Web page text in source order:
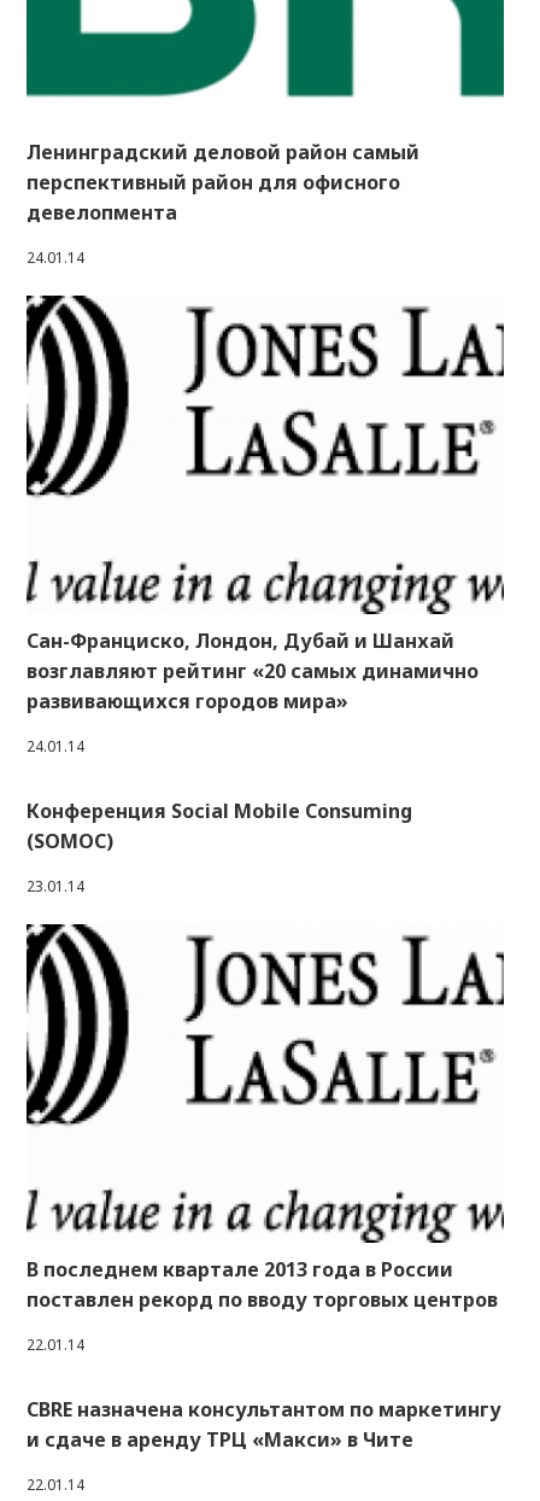
Ленинградский деловой район самый
перспективный район для офисного
девелопмента
24.01.14
Сан-Франциско, Лондон, Дубай и Шанхай
возглавляют рейтинг «20 самых динамично
развивающихся городов мира»
24.01.14
Конференция Social Mobile Consuming
(SOMOC)
23.01.14
В последнем квартале 2013 года в России
поставлен рекорд по вводу торговых центров
22.01.14
CBRE назначена консультантом по маркетингу
и сдаче в аренду ТРЦ «Макси» в Чите
22.01.14